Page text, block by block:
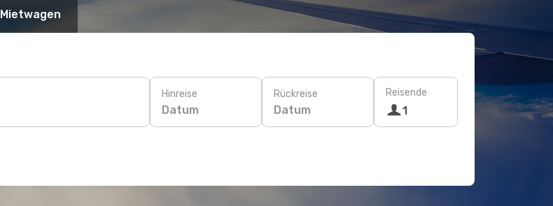
Mietwagen
Hinreise
Datum
Rückreise
Datum
Reisende
1